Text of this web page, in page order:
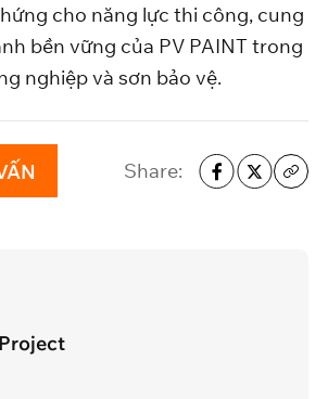
cho năng lực thi công, cung
bền vững của PV PAINT trong
nghiệp và sơn bảo vệ.
Share: